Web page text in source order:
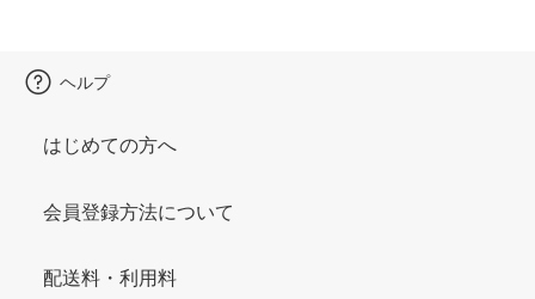
ヘルプ
はじめての方へ
会員登録方法について
配送料・利用料